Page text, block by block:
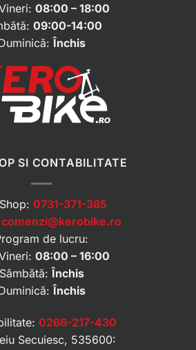
08:00 – 18:00
09:00-14:00
Închis
SI CONTABILITATE
0731-371-385
comenzi@kerobike.ro
de lucru:
08:00 – 16:00
Sâmbătă: Închis
Închis
0266-217-430
Secuiesc, 535600: